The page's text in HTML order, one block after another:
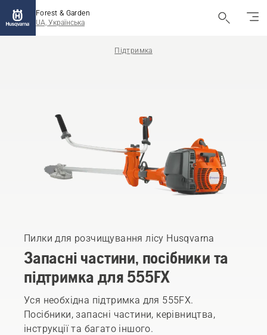
Forest & Garden
UA, Українська
Підтримка
Пилки для розчищування лісу Husqvarna
Запасні частини, посібники та
підтримка для 555FX
Уся необхідна підтримка для 555FX.
Посібники, запасні частини, керівництва,
інструкції та багато іншого.